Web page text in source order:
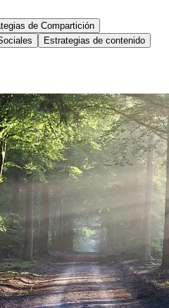
de Compartición
Estrategias de contenido